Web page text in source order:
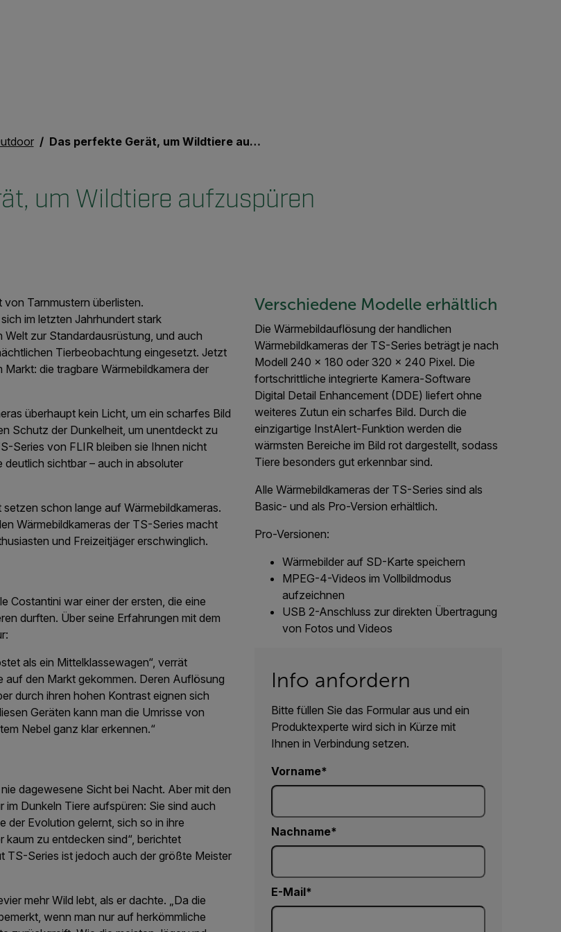
Das perfekte Gerät, um Wildtiere aufzuspüren
um Wildtiere aufzuspüren
Tarnmustern überlisten.
im letzten Jahrhundert stark
zur Standardausrüstung, und auch
Tierbeobachtung eingesetzt. Jetzt
die tragbare Wärmebildkamera der
überhaupt kein Licht, um ein scharfes Bild
Schutz der Dunkelheit, um unentdeckt zu
Series von FLIR bleiben sie Ihnen nicht
sichtbar – auch in absoluter
schon lange auf Wärmebildkameras.
Wärmebildkameras der TS-Series macht
und Freizeitjäger erschwinglich.
Costantini war einer der ersten, die eine
durften. Über seine Erfahrungen mit dem
als ein Mittelklassewagen“, verrät
auf den Markt gekommen. Deren Auflösung
durch ihren hohen Kontrast eignen sich
Geräten kann man die Umrisse von
Nebel ganz klar erkennen.“
dagewesene Sicht bei Nacht. Aber mit den
Dunkeln Tiere aufspüren: Sie sind auch
der Evolution gelernt, sich so in ihre
kaum zu entdecken sind“, berichtet
TS-Series ist jedoch auch der größte Meister
mehr Wild lebt, als er dachte. „Da die
wenn man nur auf herkömmliche
Verschiedene Modelle erhältlich
Die Wärmebildauflösung der handlichen
Wärmebildkameras der TS-Series beträgt je nach
Modell 240 × 180 oder 320 × 240 Pixel. Die
fortschrittliche integrierte Kamera-Software
Digital Detail Enhancement (DDE) liefert ohne
weiteres Zutun ein scharfes Bild. Durch die
einzigartige InstAlert-Funktion werden die
wärmsten Bereiche im Bild rot dargestellt, sodass
Tiere besonders gut erkennbar sind.
Alle Wärmebildkameras der TS-Series sind als
Basic- und als Pro-Version erhältlich.
Pro-Versionen:
Wärmebilder auf SD-Karte speichern
MPEG-4-Videos im Vollbildmodus
aufzeichnen
USB 2-Anschluss zur direkten Übertragung
von Fotos und Videos
Info anfordern
Bitte füllen Sie das Formular aus und ein
Produktexperte wird sich in Kürze mit
Ihnen in Verbindung setzen.
Vorname
Nachname
E-Mail